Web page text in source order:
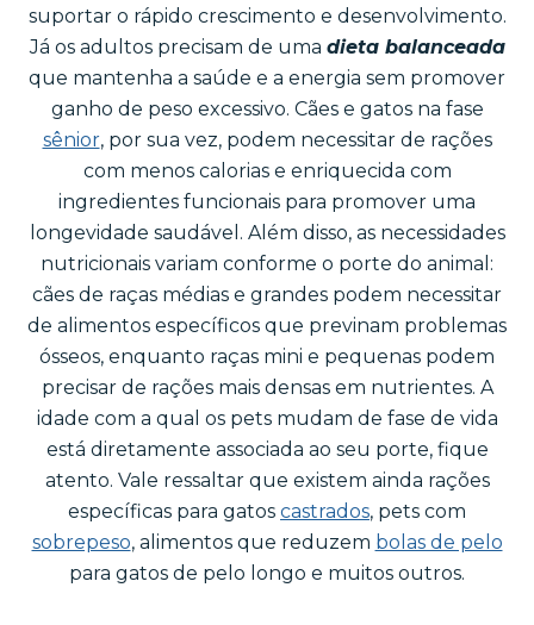
suportar o rápido crescimento e desenvolvimento.
Já os adultos precisam de uma dieta balanceada
que mantenha a saúde e a energia sem promover
ganho de peso excessivo. Cães e gatos na fase
sênior, por sua vez, podem necessitar de rações
com menos calorias e enriquecida com
ingredientes funcionais para promover uma
longevidade saudável. Além disso, as necessidades
nutricionais variam conforme o porte do animal:
cães de raças médias e grandes podem necessitar
de alimentos específicos que previnam problemas
ósseos, enquanto raças mini e pequenas podem
precisar de rações mais densas em nutrientes. A
idade com a qual os pets mudam de fase de vida
está diretamente associada ao seu porte, fique
atento. Vale ressaltar que existem ainda rações
específicas para gatos castrados, pets com
sobrepeso, alimentos que reduzem bolas de pelo
para gatos de pelo longo e muitos outros.